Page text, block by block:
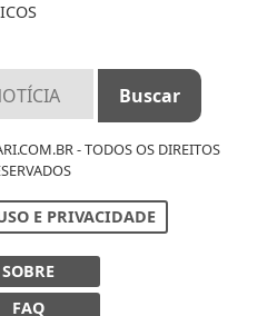
- TODOS OS DIREITOS
E PRIVACIDADE
SOBRE
FAQ